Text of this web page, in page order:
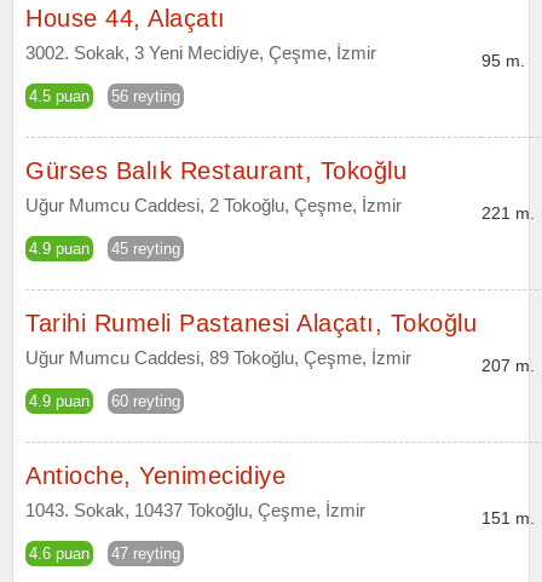
House 44, Alaçatı
3002. Sokak, 3 Yeni Mecidiye, Çeşme, İzmir
4.5 puan 56 reyting
95 m.
Gürses Balık Restaurant, Tokoğlu
Uğur Mumcu Caddesi, 2 Tokoğlu, Çeşme, İzmir
4.9 puan 45 reyting
221 m.
Tarihi Rumeli Pastanesi Alaçatı, Tokoğlu
Uğur Mumcu Caddesi, 89 Tokoğlu, Çeşme, İzmir
4.9 puan 60 reyting
207 m.
Antioche, Yenimecidiye
1043. Sokak, 10437 Tokoğlu, Çeşme, İzmir
4.6 puan 47 reyting
151 m.